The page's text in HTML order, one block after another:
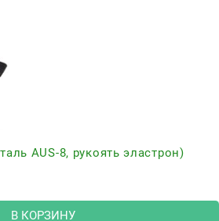
AUS-8, рукоять эластрон)
В КОРЗИНУ